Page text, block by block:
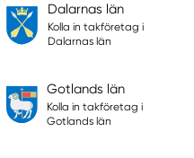
Dalarnas län
Kolla in takföretag i
Dalarnas län
Gotlands län
Kolla in takföretag i
Gotlands län